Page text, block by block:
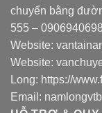
chuyển bằng
555 – 0906940698
Website:
Website:
Long: https://
Email: